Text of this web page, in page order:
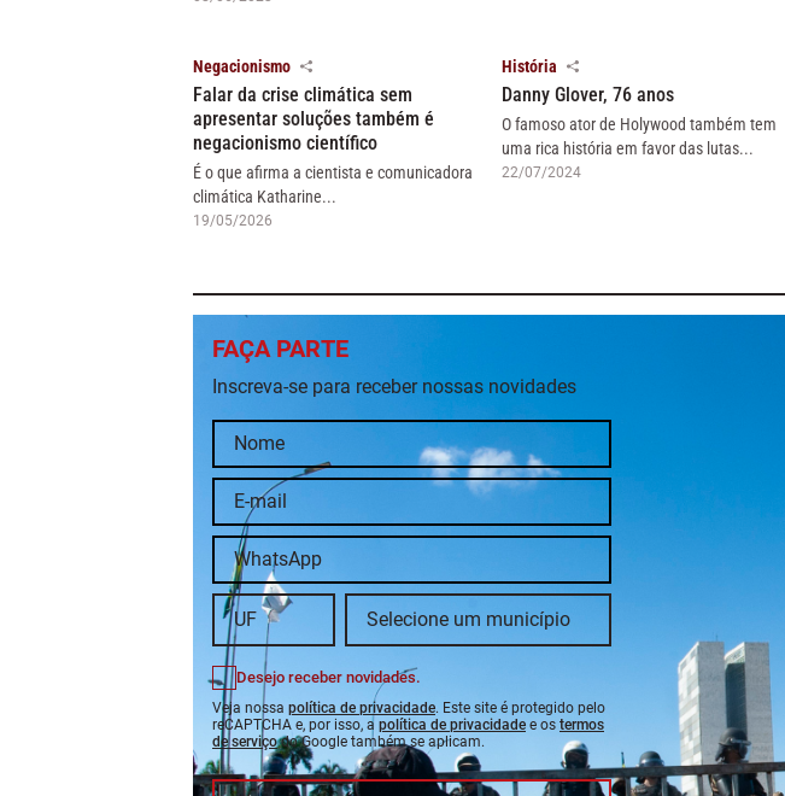
Negacionismo
Falar da crise climática sem
apresentar soluções também é
negacionismo científico
É o que afirma a cientista e comunicadora
climática Katharine...
19/05/2026
História
Danny Glover, 76 anos
O famoso ator de Holywood também tem
uma rica história em favor das lutas...
22/07/2024
FAÇA PARTE
Inscreva-se para receber nossas novidades
Desejo receber novidades.
Veja nossa política de privacidade. Este site é protegido pelo
reCAPTCHA e, por isso, a política de privacidade e os termos
de serviçodo Google também se aplicam.